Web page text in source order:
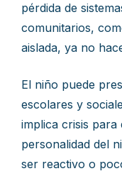
pérdida de
comunitarios,
aislada, ya no
El niño puede
escolares y
implica crisis
personalidad del
ser reactivo o